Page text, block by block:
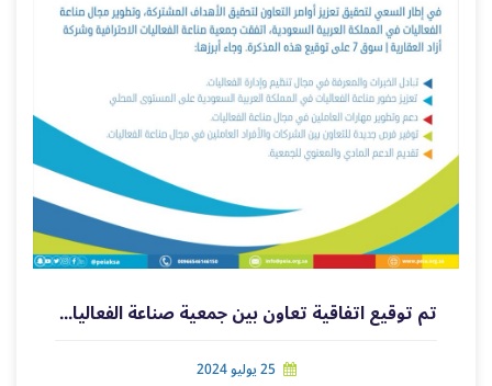
تم توقيع اتفاقية تعاون بين جمعية صناعة الفعاليات الاحترافية و شركة أزاد العقارية وسوق7
25 يوليو 2024